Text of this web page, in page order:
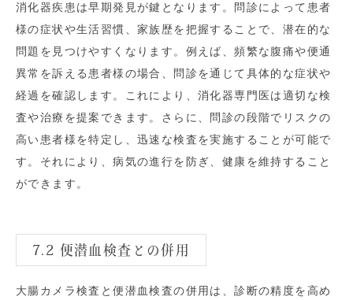
消化器疾患は早期発見が鍵となります。問診によって患者
様の症状や生活習慣、家族歴を把握することで、潜在的な
問題を見つけやすくなります。例えば、頻繁な腹痛や便通
異常を訴える患者様の場合、問診を通じて具体的な症状や
経過を確認します。これにより、消化器専門医は適切な検
査や治療を提案できます。さらに、問診の段階でリスクの
高い患者様を特定し、迅速な検査を実施することが可能で
す。それにより、病気の進行を防ぎ、健康を維持すること
ができます。
7.2 便潜血検査との併用
大腸カメラ検査と便潜血検査の併用は、診断の精度を高め